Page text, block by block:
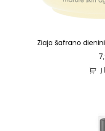
Ziaja šafrano
Į